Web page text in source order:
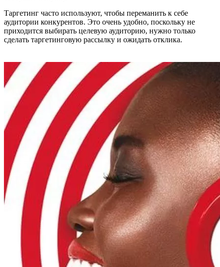
Таргетинг часто используют, чтобы переманить к себе
аудитории конкурентов. Это очень удобно, поскольку не
приходится выбирать целевую аудиторию, нужно только
сделать таргетинговую рассылку и ожидать отклика.